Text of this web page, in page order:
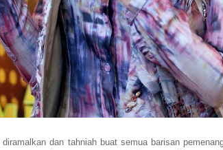
dan tahniah buat semua barisan